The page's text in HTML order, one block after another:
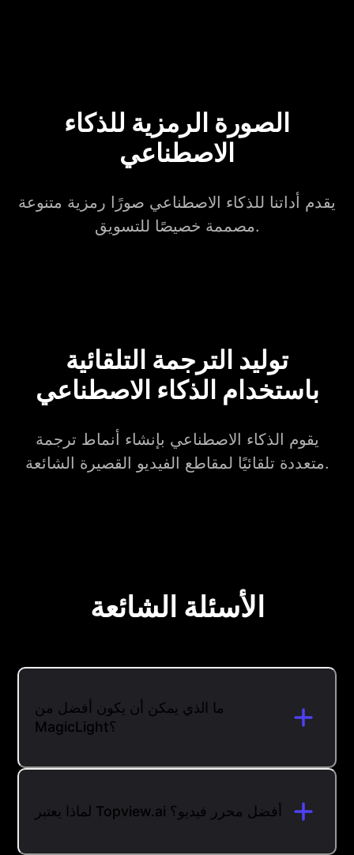
الصورة الرمزية للذكاء
الاصطناعي
يقدم أداتنا للذكاء الاصطناعي صورًا رمزية متنوعة
مصممة خصيصًا للتسويق.
توليد الترجمة التلقائية
باستخدام الذكاء الاصطناعي
يقوم الذكاء الاصطناعي بإنشاء أنماط ترجمة
متعددة تلقائيًا لمقاطع الفيديو القصيرة الشائعة.
الأسئلة الشائعة
ما الذي يمكن أن يكون أفضل من
MagicLight؟
لماذا يعتبر Topview.ai أفضل محرر فيديو؟